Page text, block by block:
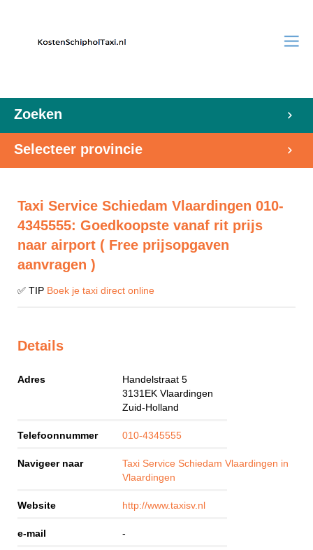
Zoeken
Selecteer provincie
Taxi Service Schiedam Vlaardingen 010-
4345555: Goedkoopste vanaf rit prijs
naar airport ( Free prijsopgaven
aanvragen )
✅ TIP Boek je taxi direct online
Details
Adres
Handelstraat 5
3131EK Vlaardingen
Zuid-Holland
Telefoonnummer 010-4345555
Navigeer naar
Taxi Service Schiedam Vlaardingen in
Vlaardingen
Website http://www.taxisv.nl
e-mail -